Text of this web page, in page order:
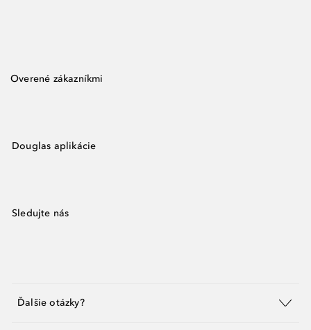
Overené zákazníkmi
Douglas aplikácie
Sledujte nás
Ďalšie otázky?